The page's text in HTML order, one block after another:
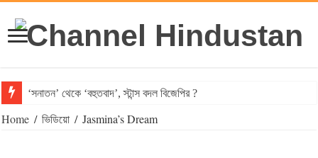
‘সনাতন’ থেকে ‘বহুতবাদ’, স্টান্স বদল বিজেপির ?
Home / ভিডিয়ো / Jasmina’s Dream